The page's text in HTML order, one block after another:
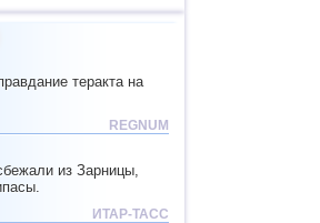
4,3
4,3 1
теракта на
REGNUM
из Зарницы,
ИТАР-ТАСС